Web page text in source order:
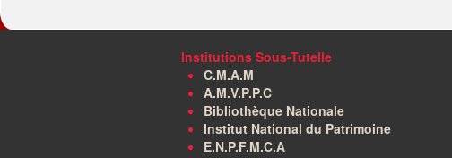
Institutions Sous-Tutelle
C.M.A.M
A.M.V.P.P.C
Bibliothèque Nationale
Institut National du Patrimoine
E.N.P.F.M.C.A